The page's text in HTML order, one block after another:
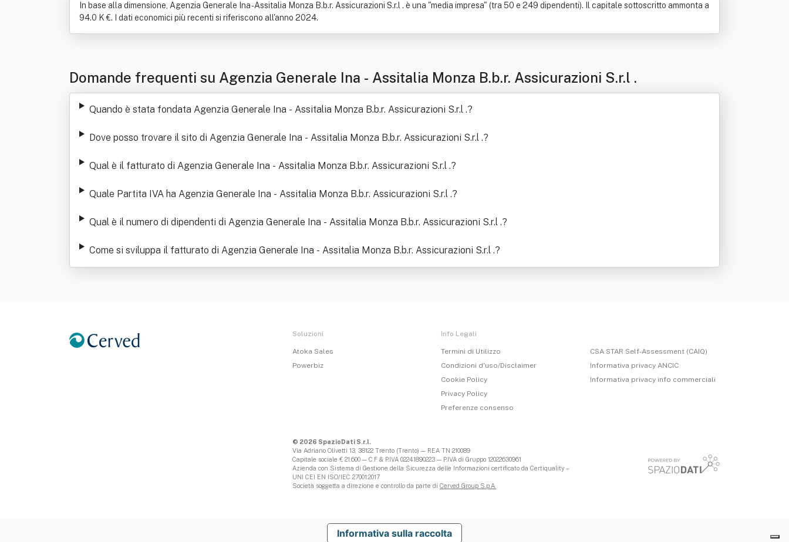
In base alla dimensione, Agenzia Generale Ina - Assitalia Monza B.b.r. Assicurazioni S.r.l . è una "media impresa" (tra 50 e 249 dipendenti). Il capitale sottoscritto ammonta a
94.0 K €. I dati economici più recenti si riferiscono all'anno 2024.
Domande frequenti su Agenzia Generale Ina - Assitalia Monza B.b.r. Assicurazioni S.r.l .
Quando è stata fondata Agenzia Generale Ina - Assitalia Monza B.b.r. Assicurazioni S.r.l .?
Dove posso trovare il sito di Agenzia Generale Ina - Assitalia Monza B.b.r. Assicurazioni S.r.l .?
Qual è il fatturato di Agenzia Generale Ina - Assitalia Monza B.b.r. Assicurazioni S.r.l .?
Quale Partita IVA ha Agenzia Generale Ina - Assitalia Monza B.b.r. Assicurazioni S.r.l .?
Qual è il numero di dipendenti di Agenzia Generale Ina - Assitalia Monza B.b.r. Assicurazioni S.r.l .?
Come si sviluppa il fatturato di Agenzia Generale Ina - Assitalia Monza B.b.r. Assicurazioni S.r.l .?
Soluzioni
Atoka Sales
Powerbiz
Info Legali
Termini di Utilizzo
Condizioni d'uso/Disclaimer
Cookie Policy
Privacy Policy
Preferenze consenso
CSA STAR Self-Assessment (CAIQ)
Informativa privacy ANCIC
Informativa privacy info commerciali
© 2026 SpazioDati S.r.l.
Via Adriano Olivetti 13, 38122 Trento (Trento) — REA TN 210089
Capitale sociale € 21.600 — C.F & P.IVA 02241890223 — P.IVA di Gruppo 12022630961
Azienda con Sistema di Gestione della Sicurezza delle Informazioni certificato da Certiquality –
UNI CEI EN ISO/IEC 27001:2017
Società soggetta a direzione e controllo da parte di Cerved Group S.p.A.
Informativa sulla raccolta